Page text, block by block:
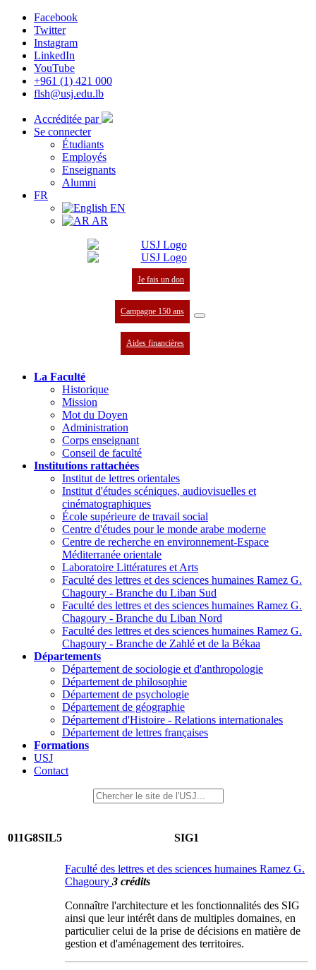
Facebook
Twitter
Instagram
LinkedIn
YouTube
+961 (1) 421 000
flsh@usj.edu.lb
Accréditée par
Se connecter
Étudiants
Employés
Enseignants
Alumni
FR
EN
AR
Je fais un don
Campagne 150 ans
Aides financières
La Faculté
Historique
Mission
Mot du Doyen
Administration
Corps enseignant
Conseil de faculté
Institutions rattachées
Institut de lettres orientales
Institut d'études scéniques, audiovisuelles et
cinématographiques
École supérieure de travail social
Centre d'études pour le monde arabe moderne
Centre de recherche en environnement-Espace
Méditerranée orientale
Laboratoire Littératures et Arts
Faculté des lettres et des sciences humaines Ramez G.
Chagoury - Branche du Liban Sud
Faculté des lettres et des sciences humaines Ramez G.
Chagoury - Branche du Liban Nord
Faculté des lettres et des sciences humaines Ramez G.
Chagoury - Branche de Zahlé et de la Békaa
Départements
Département de sociologie et d'anthropologie
Département de philosophie
Département de psychologie
Département de géographie
Département d'Histoire - Relations internationales
Département de lettres françaises
Formations
USJ
Contact
011G8SIL5 SIG1
Faculté des lettres et des sciences humaines Ramez G.
Chagoury 3 crédits
Connaître l'architecture et les fonctionnalités des SIG
ainsi que leur intérêt dans de multiples domaines, en
particulier celui de la prise de décisions en matière de
gestion et d'aménagement des territoires.